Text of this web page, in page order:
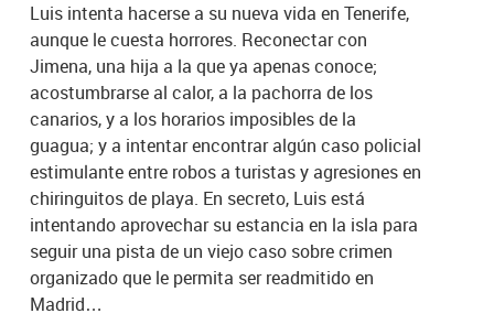
Luis intenta hacerse a su nueva vida en Tenerife,
aunque le cuesta horrores. Reconectar con
Jimena, una hija a la que ya apenas conoce;
acostumbrarse al calor, a la pachorra de los
canarios, y a los horarios imposibles de la
guagua; y a intentar encontrar algún caso policial
estimulante entre robos a turistas y agresiones en
chiringuitos de playa. En secreto, Luis está
intentando aprovechar su estancia en la isla para
seguir una pista de un viejo caso sobre crimen
organizado que le permita ser readmitido en
Madrid…